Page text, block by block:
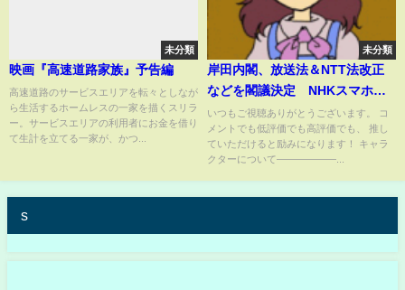
未分類
映画『高速道路家族』予告編
高速道路のサービスエリアを転々としなが
ら生活するホームレスの一家を描くスリラ
ー。サービスエリアの利用者にお金を借り
て生計を立てる一家が、かつ...
未分類
岸田内閣、放送法＆NTT法改正
などを閣議決定 NHKスマホ視
聴に受信料＆外国人役員規制緩
和で大炎上【ゆっくり解説】
いつもご視聴ありがとうございます。 コ
メントでも低評価でも高評価でも、 推し
ていただけると励みになります！ キャラ
クターについて――――――...
s